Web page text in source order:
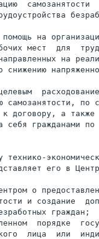
самозанятости
на
мест  для
на
снижению
самозанятости, по
договору, а также
себя гражданами по
технико-
его в
о
и создание
граждан;
порядке
лица  или